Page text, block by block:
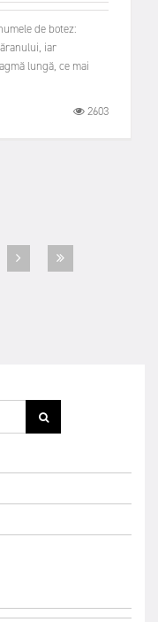
de botez:
iar
lungă, ce mai
2603